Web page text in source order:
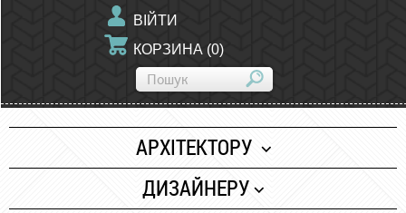
ВІЙТИ
КОРЗИНА (0)
АРХІТЕКТОРУ
Папір
ДИЗАЙНЕРУ